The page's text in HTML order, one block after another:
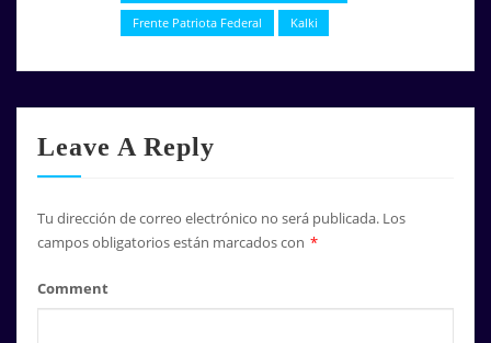
Frente Patriota Federal
Kalki
Leave A Reply
Tu dirección de correo electrónico no será publicada.Los
campos obligatorios están marcados con *
Comment